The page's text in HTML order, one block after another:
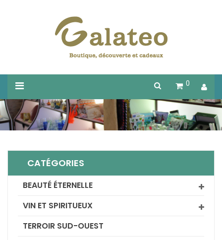
0
CATÉGORIES
BEAUTÉ ÉTERNELLE
VIN ET SPIRITUEUX
TERROIR SUD-OUEST